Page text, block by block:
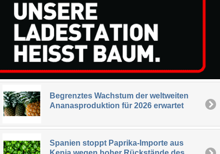
Begrenztes Wachstum der weltweiten
Ananasproduktion für 2026 erwartet
Spanien stoppt Paprika-Importe aus